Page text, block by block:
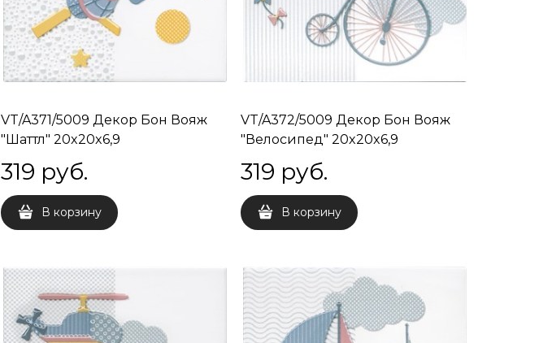
VT/A371/5009 Декор Бон Вояж
"Шаттл" 20x20x6,9
319 руб.
В корзину
VT/A372/5009 Декор Бон Вояж
"Велосипед" 20x20x6,9
319 руб.
В корзину